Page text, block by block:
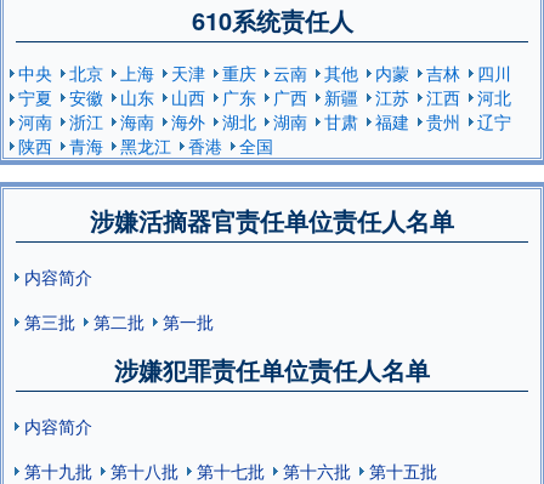
610系统责任人
中央 北京 上海 天津 重庆 云南 其他 内蒙 吉林
四川
宁夏
安徽 山东 山西 广东 广西 新疆 江苏 江西
河北
河南
浙江 海南 海外 湖北 湖南 甘肃 福建 贵州
辽宁
陕西
青海 黑龙江 香港 全国
涉嫌活摘器官责任单位责任人名单
内容简介
第三批
第二批 第一批
涉嫌犯罪责任单位责任人名单
内容简介
第十九批
第十八批 第十七批 第十六批
第十五批